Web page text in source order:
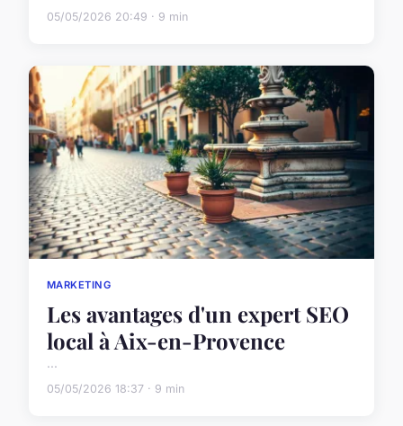
05/05/2026 20:49 · 9 min
MARKETING
Les avantages d'un expert SEO
local à Aix-en-Provence
...
05/05/2026 18:37 · 9 min